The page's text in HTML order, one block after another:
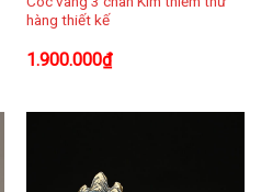
hàng thiết kế
1.900.000₫